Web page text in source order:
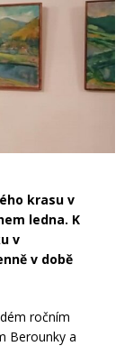
krasu v
ledna. K
v
v době
ročním
Berounky a